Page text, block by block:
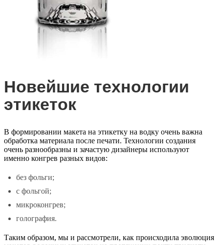
Новейшие технологии
этикеток
В формировании макета на этикетку на водку очень важна
обработка материала после печати. Технологии создания
очень разнообразны и зачастую дизайнеры используют
именно конгрев разных видов:
без фольги;
с фольгой;
микроконгрев;
голография.
Таким образом, мы и рассмотрели, как происходила эволюция